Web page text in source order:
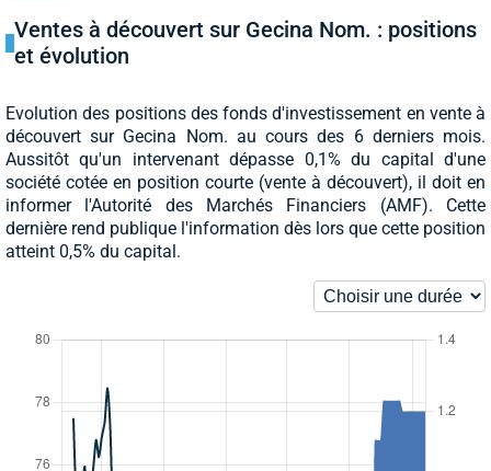
Ventes à découvert sur Gecina Nom. : positions
et évolution
Evolution des positions des fonds d'investissement en vente à
découvert sur Gecina Nom. au cours des 6derniers mois.
Aussitôt qu'un intervenant dépasse 0,1% du capital d'une
société cotée en position courte (vente à découvert), il doit en
informer l'Autorité des Marchés Financiers (AMF). Cette
dernière rend publique l'information dès lors que cette position
atteint 0,5% du capital.